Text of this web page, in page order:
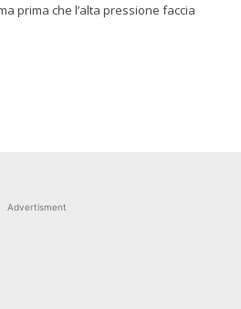
prima che l’alta pressione faccia
Advertisment